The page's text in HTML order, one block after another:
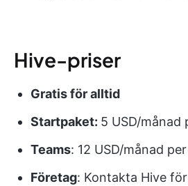
Hive-priser
Gratis för alltid
Startpaket: 5 USD/månad
Teams: 12 USD/månad
Företag: Kontakta Hive